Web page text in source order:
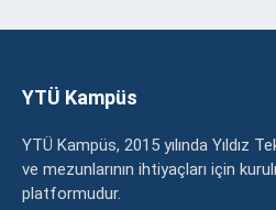
YTÜ Kampüs
YTÜ Kampüs, 2015 yılında Yıldız
ve mezunlarının ihtiyaçları için
platformudur.